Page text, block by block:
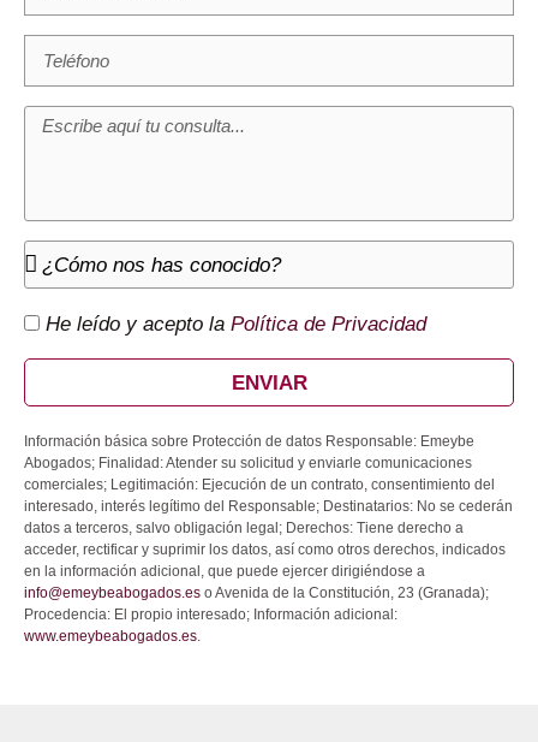
He leído y acepto la Política de Privacidad
ENVIAR
Información básica sobre Protección de datos Responsable: Emeybe
Abogados; Finalidad: Atender su solicitud y enviarle comunicaciones
comerciales; Legitimación: Ejecución de un contrato, consentimiento del
interesado, interés legítimo del Responsable; Destinatarios: No se cederán
datos a terceros, salvo obligación legal; Derechos: Tiene derecho a
acceder, rectificar y suprimir los datos, así como otros derechos, indicados
en la información adicional, que puede ejercer dirigiéndose a
info@emeybeabogados.es o Avenida de la Constitución, 23 (Granada);
Procedencia: El propio interesado; Información adicional:
www.emeybeabogados.es.